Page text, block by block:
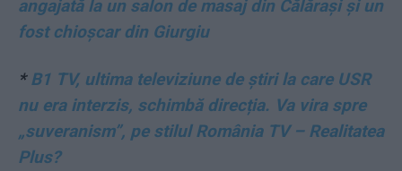
angajată la un salon de masaj din Călărași și un
fost chioșcar din Giurgiu
*B1 TV, ultima televiziune de știri la care USR
nu era interzis, schimbă direcția. Va vira spre
„suveranism”, pe stilul România TV – Realitatea
Plus?